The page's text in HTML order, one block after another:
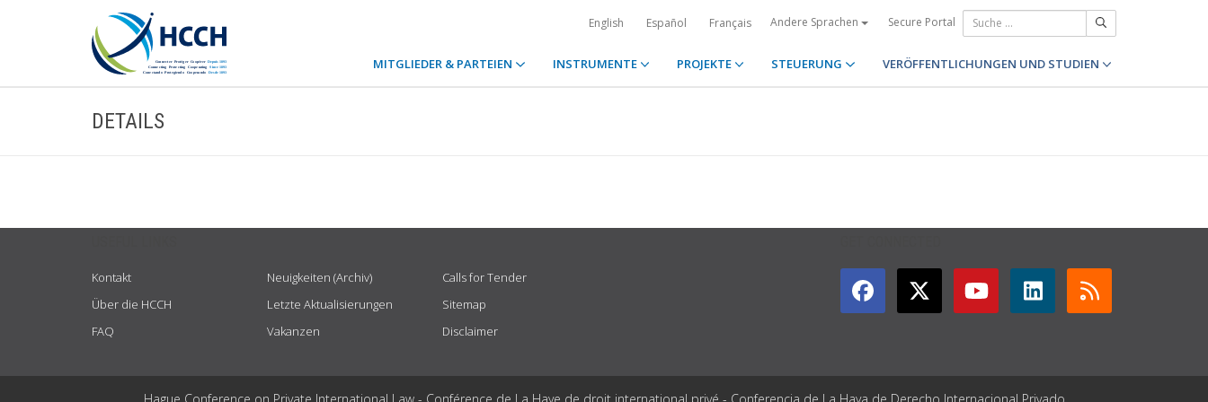
English Español Français Andere Sprachen Secure Portal
MITGLIEDER & PARTEIEN INSTRUMENTE PROJEKTE STEUERUNG VERÖFFENTLICHUNGEN UND STUDIEN
DETAILS
Kontakt
Über die HCCH
FAQ
Neuigkeiten (Archiv)
Letzte Aktualisierungen
Vakanzen
Calls for Tender
Sitemap
Disclaimer